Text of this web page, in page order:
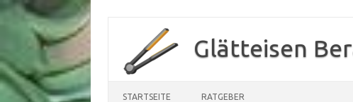
Glätteisen
STARTSEITE RATGEBER